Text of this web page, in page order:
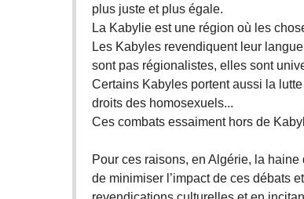
plus juste et plus égale.
La Kabylie est une région où les
Les Kabyles revendiquent leur
sont pas régionalistes, elles sont
Certains Kabyles portent aussi la
droits des homosexuels...
Ces combats essaiment hors de
Pour ces raisons, en Algérie, la
de minimiser l’impact de ces débats